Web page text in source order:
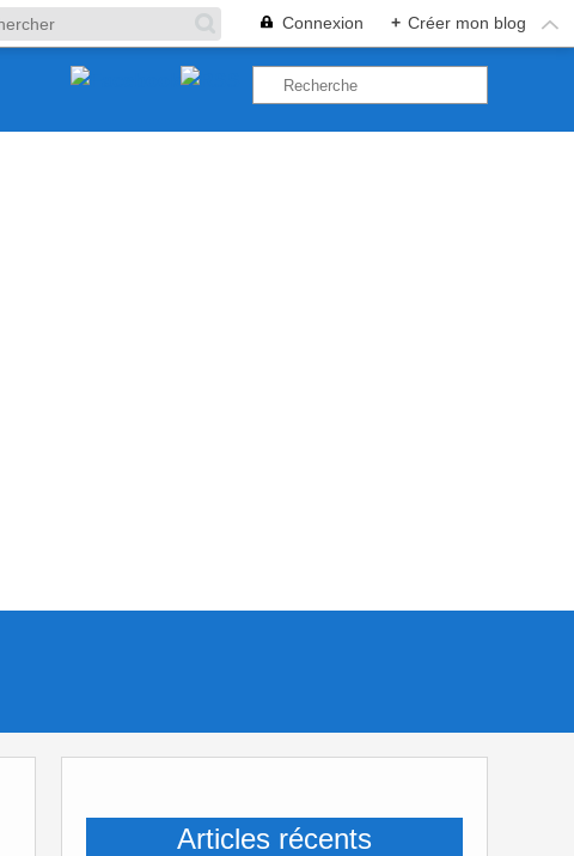
Connexion + Créer mon blog
Articles récents